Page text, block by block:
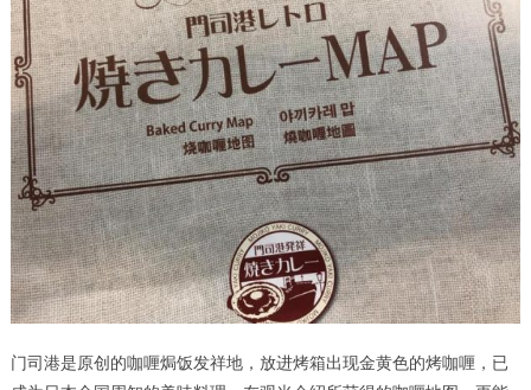
门司港是原创的咖喱焗饭发祥地，放进烤箱出现金黄色的烤咖喱，已